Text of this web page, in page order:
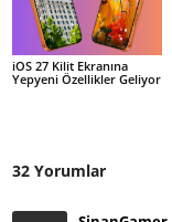
iOS 27 Kilit Ekranına
Yepyeni Özellikler Geliyor
32 Yorumlar